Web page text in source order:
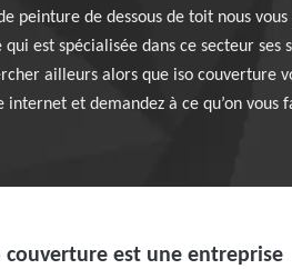
peinture de dessous de toit nous
est spécialisée dans ce secteur
ailleurs alors que iso couverture
internet et demandez à ce qu’on vous
couverture est une entreprise